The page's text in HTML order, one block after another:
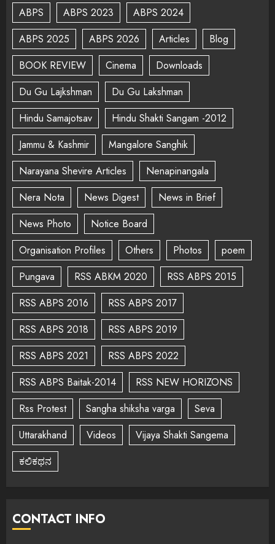
ABPS ABPS 2023
ABPS 2024
ABPS 2025
ABPS 2026 Articles
Blog
BOOK REVIEW
Cinema
Downloads
Du Gu Lajkshman
Du Gu Lakshman
Hindu Samajotsav
Hindu Shakti Sangam -2012
Jammu & Kashmir
Mangalore Sanghik
Narayana Shevire Articles
Nenapinangala
Nera Nota
News Digest
News in Brief
News Photo
Notice Board
Organisation Profiles
Others Photos
poem
Pungava
RSS ABKM 2020
RSS ABPS 2015
RSS ABPS 2016
RSS ABPS 2017
RSS ABPS 2018
RSS ABPS 2019
RSS ABPS 2021
RSS ABPS 2022
RSS ABPS Baitak-2014
RSS NEW HORIZONS
Rss Protest
Sangha shiksha varga
Seva
Uttarakhand
Videos
Vijaya Shakti Sangema
ಕಲಿಕಥನ
CONTACT INFO